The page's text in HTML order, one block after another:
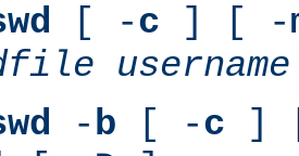
[ -c ] [ -
username
-b [ -c ]